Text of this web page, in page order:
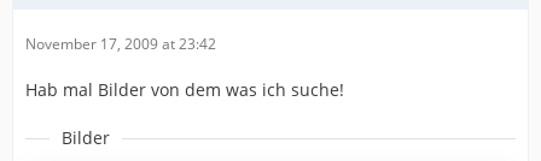
November 17, 2009 at 23:42
Hab mal Bilder von dem was ich suche!
Bilder